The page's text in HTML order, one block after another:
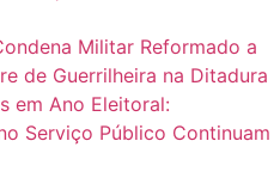
Militar Reformado a
de Guerrilheira na Ditadura
em Ano Eleitoral:
Serviço Público Continuam